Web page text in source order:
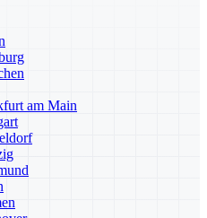
am Main